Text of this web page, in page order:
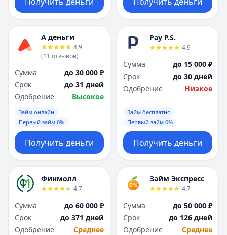
А деньги
4.9
(11 отзывов)
Сумма
до 30 000 ₽
Срок
до 31 дней
Одобрение
Высокое
Займ онлайн
Первый займ 0%
Получить деньги
Pay P.S.
4.9
Сумма
до 15 000 ₽
Срок
до 30 дней
Одобрение
Низкое
Займ бесплатно
Первый займ 0%
Получить деньги
Финмолл
4.7
Сумма
до 60 000 ₽
Срок
до 371 дней
Одобрение
Среднее
Займ Экспресс
4.7
Сумма
до 50 000 ₽
Срок
до 126 дней
Одобрение
Среднее